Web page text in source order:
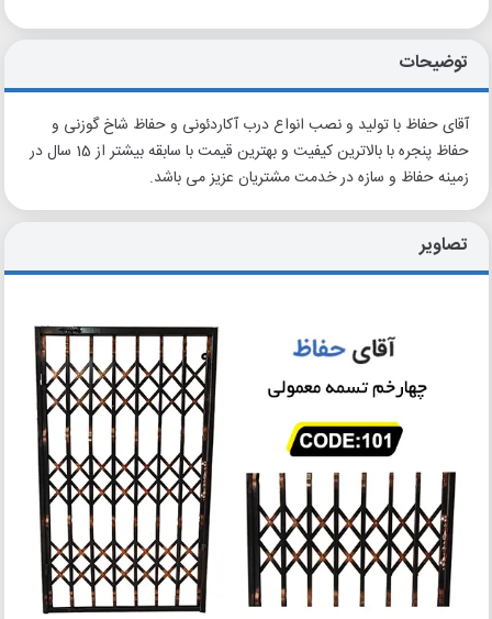
توضیحات
آقای حفاظ با تولید و نصب انواع درب آکاردئونی و حفاظ شاخ گوزنی و
حفاظ پنجره با بالاترین کیفیت و بهترین قیمت با سابقه بیشتر از 15 سال در
زمینه حفاظ و سازه در خدمت مشتریان عزیز می باشد.
تصاویر